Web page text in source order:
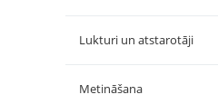
Lukturi un atstarotāji
Metināšana